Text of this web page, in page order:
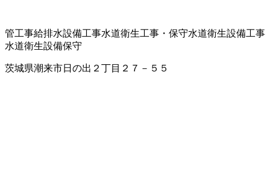
管工事給排水設備工事水道衛生工事・保守水道衛生設備工事
水道衛生設備保守
茨城県潮来市日の出２丁目２７－５５